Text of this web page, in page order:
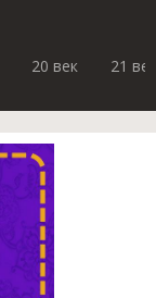
20 век 21 век